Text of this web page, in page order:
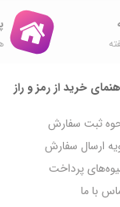
خرید از رمز و راز
ثبت سفارش
ارسال سفارش
پرداخت
با ما